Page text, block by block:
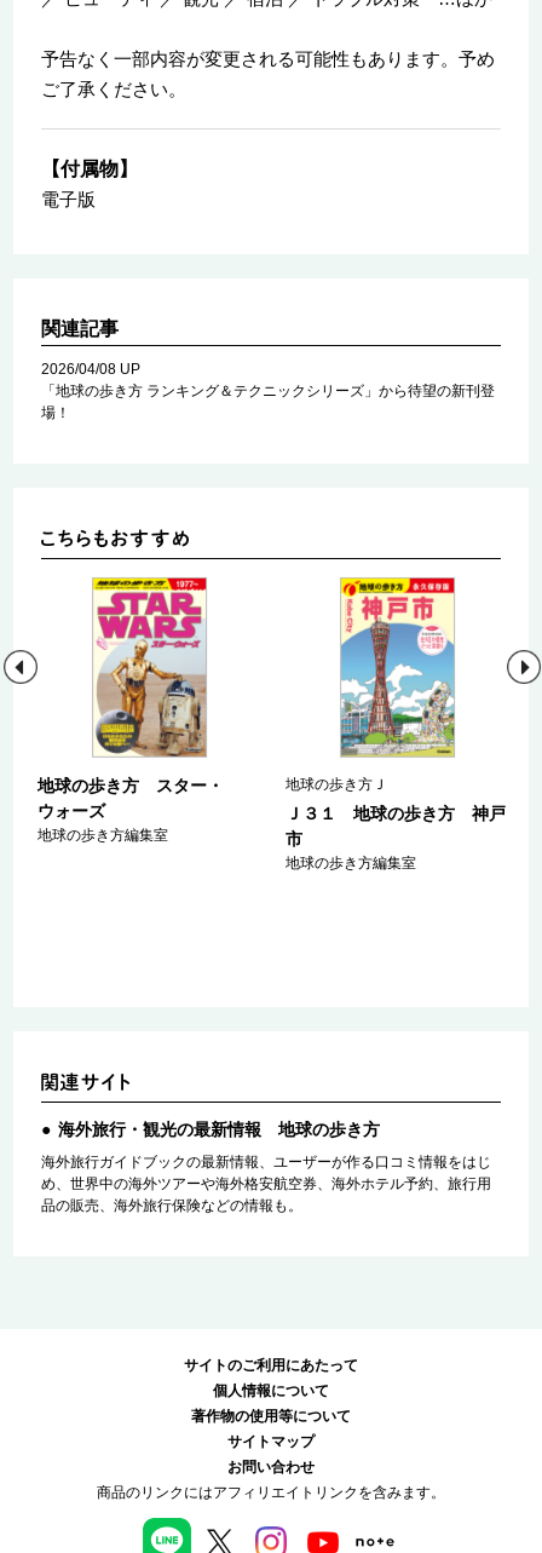
予告なく一部内容が変更される可能性もあります。予め
ご了承ください。
【付属物】
電子版
関連記事
2026/04/08 UP
「地球の歩き方 ランキング＆テクニックシリーズ」から待望の新刊登
場！
地球の歩き方 スター・
ウォーズ
地球の歩き方編集室
地球の歩き方Ｊ
Ｊ３１ 地球の歩き方 神戸
市
地球の歩き方編集室
海外旅行・観光の最新情報 地球の歩き方
海外旅行ガイドブックの最新情報、ユーザーが作る口コミ情報をはじ
め、世界中の海外ツアーや海外格安航空券、海外ホテル予約、旅行用
品の販売、海外旅行保険などの情報も。
サイトのご利用にあたって
個人情報について
著作物の使用等について
サイトマップ
お問い合わせ
商品のリンクにはアフィリエイトリンクを含みます。